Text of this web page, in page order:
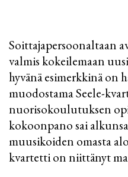
Soittajapersoonaltaan
valmis kokeilemaan
hyvänä esimerkkinä on
muodostama Seele-
nuorisokoulutuksen
kokoonpano sai
muusikoiden omasta
kvartetti on niittänyt